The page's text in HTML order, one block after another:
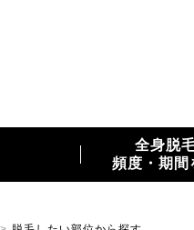
全身脱
頻度・期間